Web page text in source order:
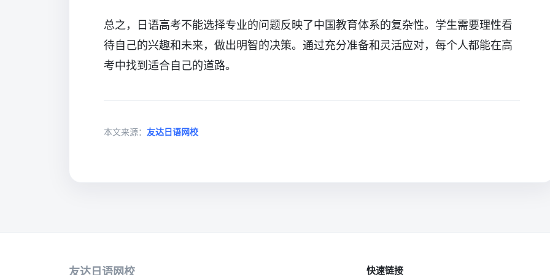
总之，日语高考不能选择专业的问题反映了中国教育体系的复杂性。学生需要理性看
待自己的兴趣和未来，做出明智的决策。通过充分准备和灵活应对，每个人都能在高
考中找到适合自己的道路。
本文来源： 友达日语网校
友达日语网校 快速链接